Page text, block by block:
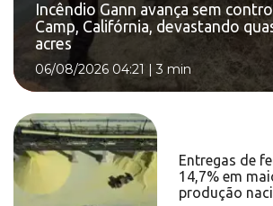
Incêndio Gann avança sem
Camp, Califórnia, devastando
acres
06/08/2026 04:21 |3 min
Entregas de
14,7% em
produção